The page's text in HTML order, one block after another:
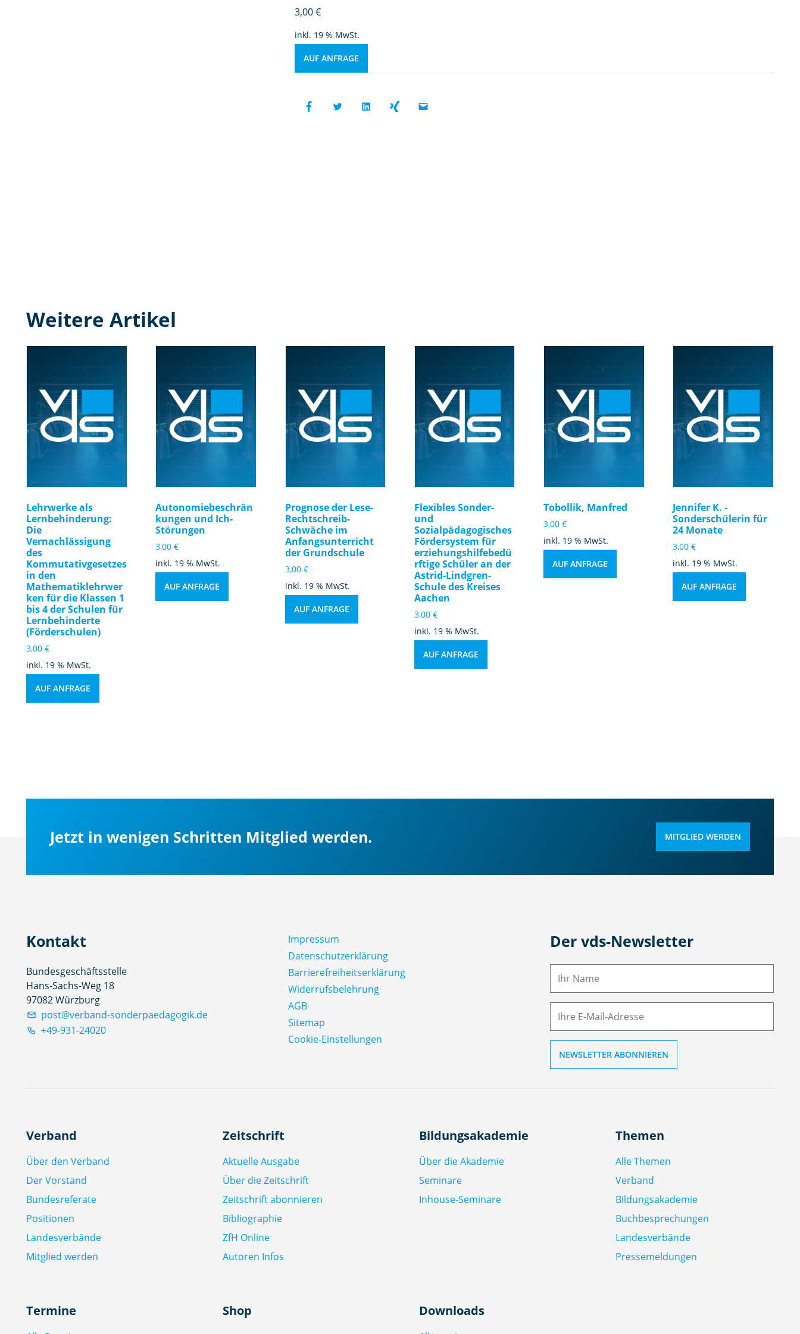
3,00€
inkl. 19 % MwSt.
AUF ANFRAGE
Weitere Artikel
Lehrwerke als
Lernbehinderung:
Die
Vernachlässigung
des
Kommutativgesetzes
in den
Mathematiklehrwer
ken für die Klassen 1
bis 4 der Schulen für
Lernbehinderte
(Förderschulen)
3,00 €
inkl. 19 % MwSt.
AUF ANFRAGE
Autonomiebeschrän
kungen und Ich-
Störungen
3,00€
inkl. 19 % MwSt.
AUF ANFRAGE
Prognose der Lese-
Rechtschreib-
Schwäche im
Anfangsunterricht
der Grundschule
3,00 €
inkl. 19 % MwSt.
AUF ANFRAGE
Flexibles Sonder-
und
Sozialpädagogisches
Fördersystem für
erziehungshilfebedü
rftige Schüler an der
Astrid-Lindgren-
Schule des Kreises
Aachen
3,00 €
inkl. 19 % MwSt.
AUF ANFRAGE
Tobollik, Manfred
3,00€
inkl. 19 % MwSt.
AUF ANFRAGE
Jennifer K. -
Sonderschülerin für
24 Monate
3,00€
inkl. 19 % MwSt.
AUF ANFRAGE
Jetzt in wenigen Schritten Mitglied werden. MITGLIED WERDEN
Kontakt
Bundesgeschäftsstelle
Hans-Sachs-Weg 18
97082 Würzburg
post@verband-sonderpaedagogik.de
+49-931-24020
Impressum
Datenschutz­erklärung
Barrierefreiheitserklärung
Widerrufsbelehrung
AGB
Sitemap
Cookie-Einstellungen
Der vds-Newsletter
N
M
Verband
Über den Verband
Der Vorstand
Bundesreferate
Positionen
Landesverbände
Mitglied werden
Zeitschrift
Aktuelle Ausgabe
Über die Zeitschrift
Zeitschrift abonnieren
Bibliographie
ZfH Online
Autoren Infos
Bildungsakademie
Über die Akademie
Seminare
Inhouse-Seminare
Themen
Alle Themen
Verband
Bildungsakademie
Buchbesprechungen
Landesverbände
Pressemeldungen
Termine Shop Downloads